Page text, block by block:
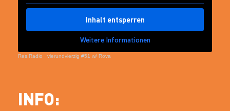
Inhalt entsperren
Weitere Informationen
Res.Radio · vierundvierzig #51 w/ Rova
INFO: